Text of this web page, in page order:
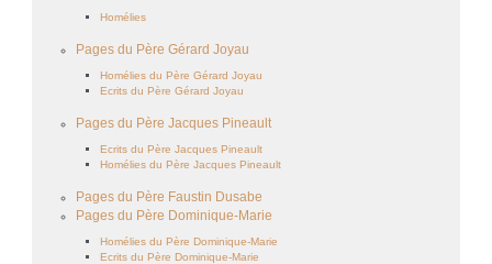
Homélies
Pages du Père Gérard Joyau
Homélies du Père Gérard Joyau
Ecrits du Père Gérard Joyau
Pages du Père Jacques Pineault
Ecrits du Père Jacques Pineault
Homélies du Père Jacques Pineault
Pages du Père Faustin Dusabe
Pages du Père Dominique-Marie
Homélies du Père Dominique-Marie
Ecrits du Père Dominique-Marie